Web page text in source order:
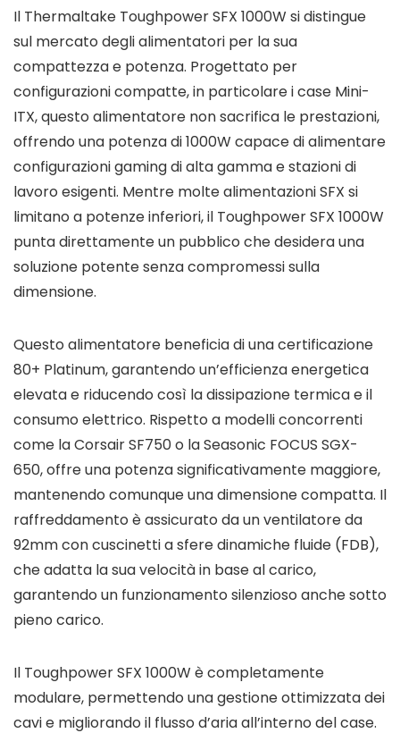
Il Thermaltake Toughpower SFX 1000W si distingue
sul mercato degli alimentatori per la sua
compattezza e potenza. Progettato per
configurazioni compatte, in particolare i case Mini-
ITX, questo alimentatore non sacrifica le prestazioni,
offrendo una potenza di 1000W capace di alimentare
configurazioni gaming di alta gamma e stazioni di
lavoro esigenti. Mentre molte alimentazioni SFX si
limitano a potenze inferiori, il Toughpower SFX 1000W
punta direttamente un pubblico che desidera una
soluzione potente senza compromessi sulla
dimensione.
Questo alimentatore beneficia di una certificazione
80+ Platinum, garantendo un’efficienza energetica
elevata e riducendo così la dissipazione termica e il
consumo elettrico. Rispetto a modelli concorrenti
come la Corsair SF750 o la Seasonic FOCUS SGX-
650, offre una potenza significativamente maggiore,
mantenendo comunque una dimensione compatta. Il
raffreddamento è assicurato da un ventilatore da
92mm con cuscinetti a sfere dinamiche fluide (FDB),
che adatta la sua velocità in base al carico,
garantendo un funzionamento silenzioso anche sotto
pieno carico.
Il Toughpower SFX 1000W è completamente
modulare, permettendo una gestione ottimizzata dei
cavi e migliorando il flusso d’aria all’interno del case.